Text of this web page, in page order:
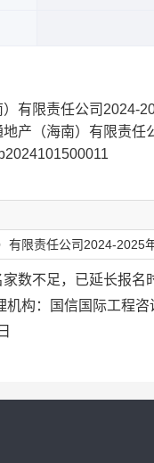
有限责任公司2024-
产（海南）有限责
有限责任公司2024-2025
数不足，已延长报名
机构：国信国际工程咨